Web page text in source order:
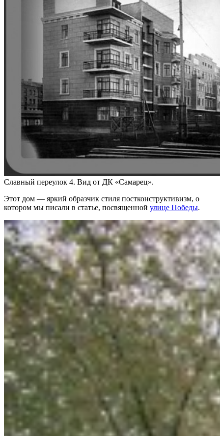
Славный переулок 4. Вид от ДК «Самарец».
Этот дом — яркий образчик стиля постконструктивизм, о
котором мы писали в статье, посвященной улице Победы.